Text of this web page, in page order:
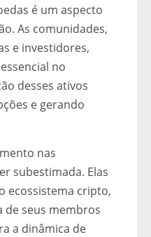
é um aspecto
As comunidades,
e investidores,
no
desses ativos
e gerando
nas
subestimada. Elas
ecossistema cripto,
de seus membros
a dinâmica de